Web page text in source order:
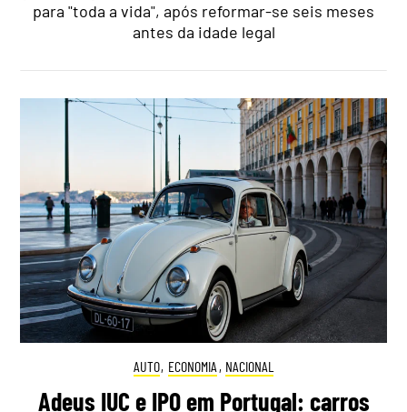
para "toda a vida", após reformar-se seis meses
antes da idade legal
AUTO, ECONOMIA , NACIONAL
Adeus IUC e IPO em Portugal: carros